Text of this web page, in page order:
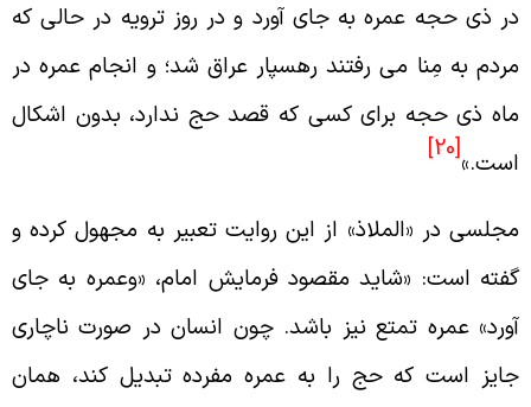
ذى حجه عمره به جاى آورد و در روز ترويه در حالى كه
به مِنا مى رفتند رهسپار عراق شد؛ و انجام عمره در
ذى حجه براى كسى كه قصد حج ندارد، بدون اشكال
در «الملاذ» از اين روايت تعبير به مجهول كرده و
است: «شايد مقصود فرمايش امام، «وعمره به جاى
عمره تمتع نيز باشد. چون انسان در صورت ناچارى
است كه حج را به عمره مفرده تبديل كند، همان